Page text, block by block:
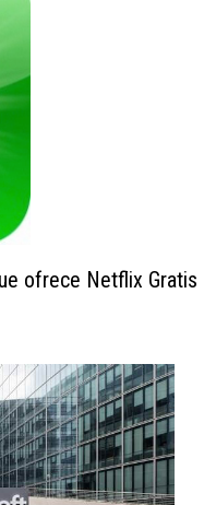
ofrece Netflix Gratis